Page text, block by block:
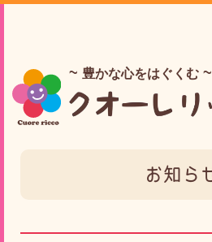
豊かな心をはぐくむ
お知ら